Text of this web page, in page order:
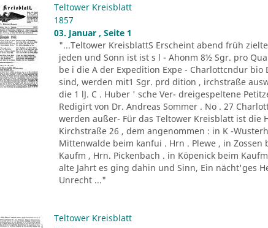
Teltower Kreisblatt
1857
03. Januar , Seite 1
"...Teltower KreisblattS Erscheint abend früh
jeden und Sonn ist ist s l - Ahonm 8½ Sgr. pro
be i die A der Expedition Expe - Charlottcndur
sind, werden mit1 Sgr. prd dition , irchstraße
die 1 lJ. C . Huber ' sche Ver- dreigespeltene
Redigirt von Dr. Andreas Sommer . No . 27
werden außer- Für das Teltower Kreisblatt ist die
Kirchstraße 26 , dem angenommen : in K -
Mittenwalde beim kanfui . Hrn . Plewe , in
Kaufm , Hrn. Pickenbach . in Köpenick beim
alte Jahrt es ging dahin und Sinn, Ein nächt'ges
Unrecht ..."
Teltower Kreisblatt